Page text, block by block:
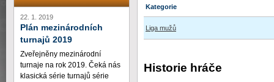
Kategorie
Liga mužů
Historie hráče
22. 1. 2019
Plán mezinárodních
turnajů 2019
Zveřejněny mezinárodní
turnaje na rok 2019. Čeká nás
klasická série turnajů série